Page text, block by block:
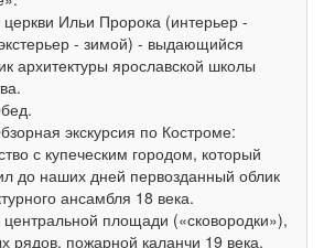
Ильи Пророка (интерьер -
- зимой) - выдающийся
архитектуры ярославской школы
экскурсия по Костроме:
с купеческим городом, который
до наших дней первозданный облик
ансамбля 18 века.
площади («сковородки»),
рядов, пожарной каланчи 19 века.